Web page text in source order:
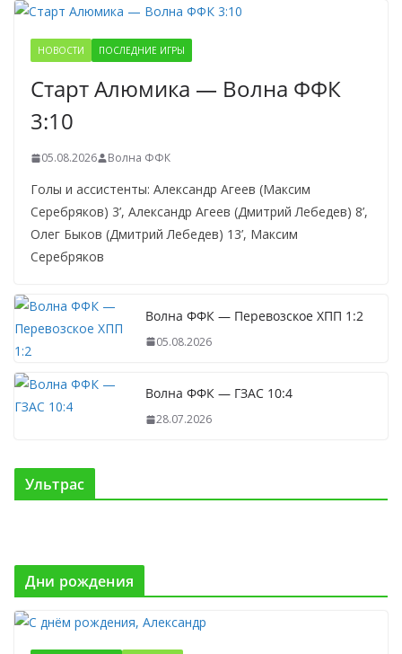
НОВОСТИ ПОСЛЕДНИЕ ИГРЫ
Старт Алюмика — Волна ФФК
3:10
05.08.2026 Волна ФФК
Голы и ассистенты: Александр Агеев (Максим
Серебряков) 3’, Александр Агеев (Дмитрий Лебедев) 8’,
Олег Быков (Дмитрий Лебедев) 13’, Максим
Серебряков
Волна ФФК — Перевозское ХПП 1:2
05.08.2026
Волна ФФК — ГЗАС 10:4
28.07.2026
Ультрас
Дни рождения